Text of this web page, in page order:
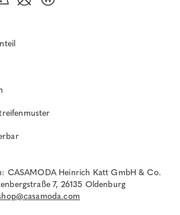
CASAMODA Heinrich Katt GmbH & Co.
7, 26135 Oldenburg